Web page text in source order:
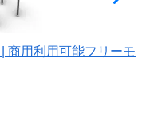
商用利用可能フリーモ